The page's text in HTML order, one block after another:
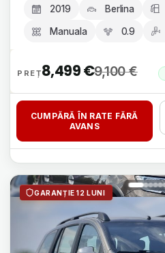
2019 Berlina
Manuala 0.9
9,100€
8,499€
CUMPĂRĂ ÎN RATE FĂRĂ
AVANS
GARANȚIE 12 LUNI